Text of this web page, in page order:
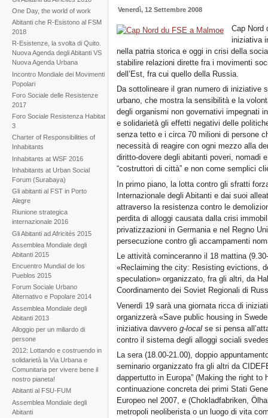
One Day, the world of work
Abitanti che R-Esistono al FSM
2018
R-Esistenze, la svolta di Quito.
Nuova Agenda degli Abitanti VS
Nuova Agenda Urbana
Incontro Mondiale dei Movimenti
Popolari
Foro Sociale delle Resistenze
2017
Foro Sociale Resistenza Habitat
3
Charter of Responsibilities of
Inhabitants
Inhabitants at WSF 2016
Inhabitants at Urban Social
Forum (Surabaya)
Gli abitanti al FST in Porto
Alegre
Riunione strategica
internazionale 2016
Gli Abitanti ad Africités 2015
Assemblea Mondiale degli
Abitanti 2015
Encuentro Mundial de los
Pueblos 2015
Forum Sociale Urbano
Alternativo e Popolare 2014
Assemblea Mondiale degli
Abitanti 2013
Alloggio per un miliardo di
persone
2012: Lottando e costruendo in
solidarietà la Via Urbana e
Comunitaria per vivere bene il
nostro pianeta!
Abitanti al FSU-FUM
Assemblea Mondiale degli
Abitanti
Venerdì, 12 Settembre 2008
Cap Nord
iniziativa
nella patria storica e oggi in crisi della
stabilire relazioni dirette fra i movimenti
dell’Est, fra cui quello della Russia.
Da sottolineare il gran numero di iniziative
urbano, che mostra la sensibilità e la
degli organismi non governativi impegnati
e solidarietà gli effetti negativi delle
senza tetto e i circa 70 milioni di persone
necessità di reagire con ogni mezzo alla
diritto-dovere degli abitanti poveri, nomadi
“costruttori di città” e non come semplici
In primo piano, la lotta contro gli sfratti
Internazionale degli Abitanti e dai suoi
attraverso la resistenza contro le
perdita di alloggi causata dalla crisi
privatizzazioni in Germania e nel Regno
persecuzione contro gli accampamenti
Le attività cominceranno il 18 mattina
«Reclaiming the city: Resisting evictions,
speculation» organizzato, fra gli altri, da
Coordinamento dei Soviet Regionali di
Venerdì 19 sarà una giornata ricca di
organizzerà «Save public housing in
iniziativa davverog-local se si pensa
contro il sistema degli alloggi sociali
La sera (18.00-21.00), doppio
seminario organizzato fra gli altri da
dappertutto in Europa” (Making the right
continuazione concreta dei primi Stati
Europeo nel 2007, e (Chokladfabriken,
metropoli neoliberista o un luogo di vita